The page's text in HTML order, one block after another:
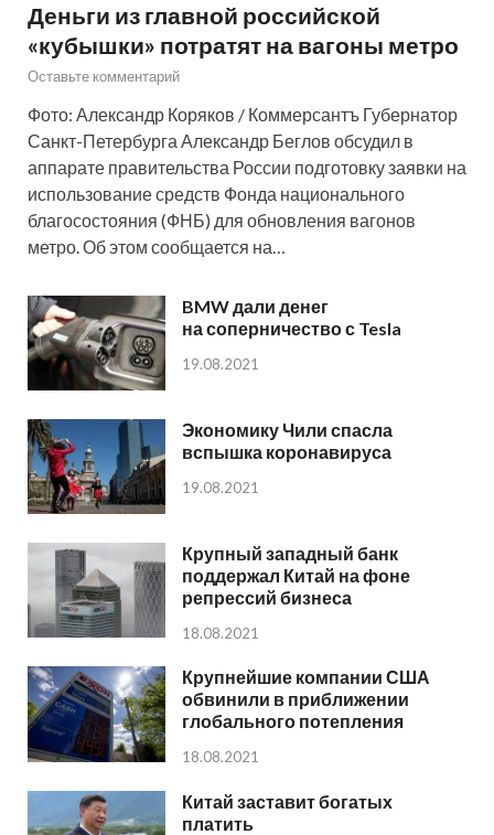
Деньги из главной российской
«кубышки» потратят на вагоны метро
Оставьте комментарий
Фото: Александр Коряков / Коммерсантъ Губернатор
Санкт-Петербурга Александр Беглов обсудил в
аппарате правительства России подготовку заявки на
использование средств Фонда национального
благосостояния (ФНБ) для обновления вагонов
метро. Об этом сообщается на…
BMW дали денег
на соперничество с Tesla
19.08.2021
Экономику Чили спасла
вспышка коронавируса
19.08.2021
Крупный западный банк
поддержал Китай на фоне
репрессий бизнеса
18.08.2021
Крупнейшие компании США
обвинили в приближении
глобального потепления
18.08.2021
Китай заставит богатых
платить